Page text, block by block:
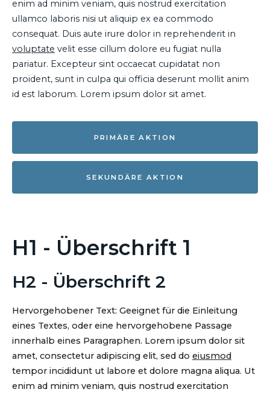
enim ad minim veniam, quis nostrud exercitation
ullamco laboris nisi ut aliquip ex ea commodo
consequat. Duis aute irure dolor in reprehenderit in
voluptate velit esse cillum dolore eu fugiat nulla
pariatur. Excepteur sint occaecat cupidatat non
proident, sunt in culpa qui officia deserunt mollit anim
id est laborum. Lorem ipsum dolor sit amet.
PRIMÄRE AKTION
SEKUNDÄRE AKTION
H1 - Überschrift 1
H2 - Überschrift 2
Hervorgehobener Text: Geeignet für die Einleitung
eines Textes, oder eine hervorgehobene Passage
innerhalb eines Paragraphen. Lorem ipsum dolor sit
amet, consectetur adipiscing elit, sed do eiusmod
tempor incididunt ut labore et dolore magna aliqua. Ut
enim ad minim veniam, quis nostrud exercitation